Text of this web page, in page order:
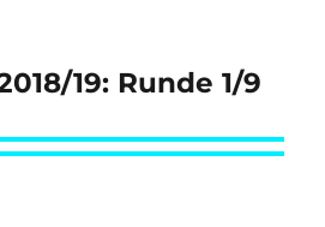
19: Runde 1/9